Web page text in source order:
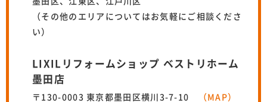
（その他のエリアについてはお気軽にご相談くださ
い）
LIXILリフォームショップ ベストリホーム
墨田店
〒130-0003 東京都墨田区横川3-7-10
（MAP）